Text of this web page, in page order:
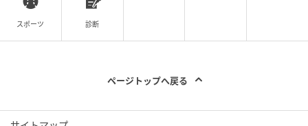
スポーツ 診断
ページトップへ戻る